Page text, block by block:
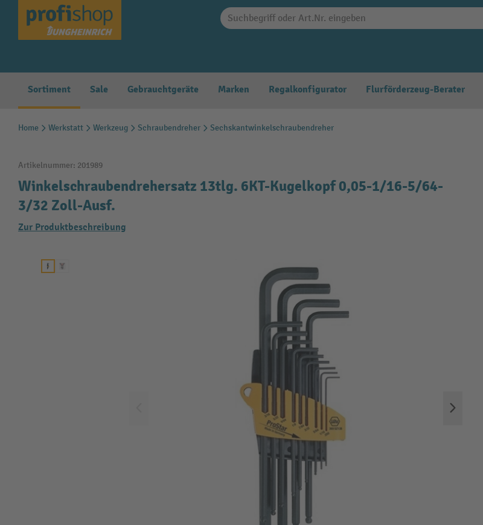
Zur Hauptnavigation springen
Sortiment Sale Gebrauchtgeräte Marken Regalkonfigurator Flurförderzeug-Berater
Home Werkstatt Werkzeug Schraubendreher Sechskantwinkelschraubendreher
Artikelnummer: 201989
Winkelschraubendrehersatz 13tlg. 6KT-Kugelkopf 0,05-1/16-5/64-
3/32 Zoll-Ausf.
Zur Produktbeschreibung